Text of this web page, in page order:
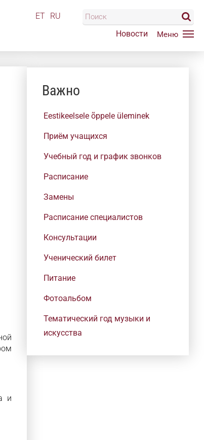
ET RU
Новости
и
Важно
Eestikeelsele õppele üleminek
Приём учащихся
Учебный год и график звонков
Расписание
Замены
Расписание специалистов
Консультации
Ученический билет
Питание
Фотоальбом
Тематический год музыки и
искусства